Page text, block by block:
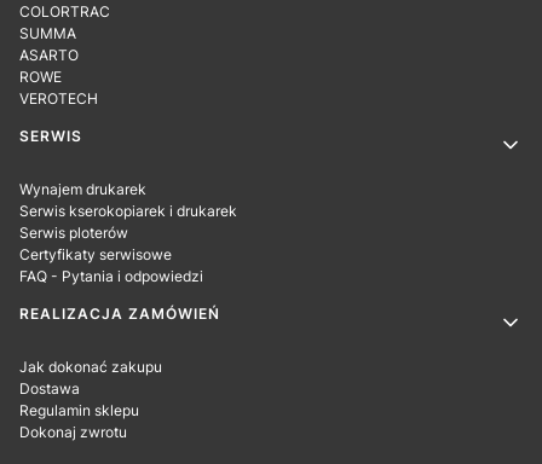
COLORTRAC
SUMMA
ASARTO
ROWE
VEROTECH
SERWIS
Wynajem drukarek
Serwis kserokopiarek i drukarek
Serwis ploterów
Certyfikaty serwisowe
FAQ - Pytania i odpowiedzi
REALIZACJA ZAMÓWIEŃ
Jak dokonać zakupu
Dostawa
Regulamin sklepu
Dokonaj zwrotu